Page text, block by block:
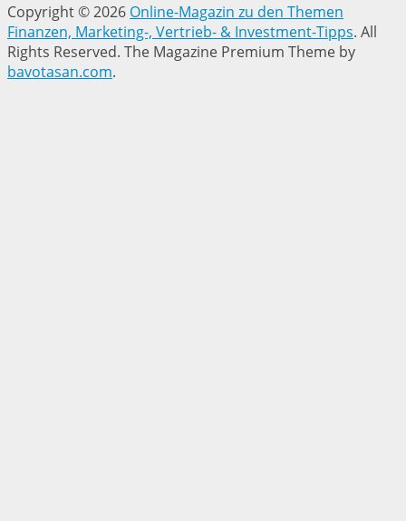
Copyright © 2026 Online-Magazin zu den Themen
Finanzen, Marketing-, Vertrieb- & Investment-Tipps. All
Rights Reserved. The Magazine Premium Theme by
bavotasan.com.